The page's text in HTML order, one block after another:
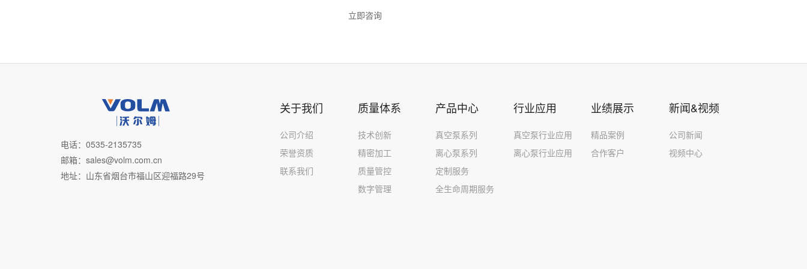
立即咨询
电话：0535-2135735
邮箱：sales@volm.com.cn
地址：山东省烟台市福山区迎福路29号
关于我们
公司介绍
荣誉资质
联系我们
质量体系
技术创新
精密加工
质量管控
数字管理
产品中心
真空泵系列
离心泵系列
定制服务
全生命周期服务
行业应用
真空泵行业应用
离心泵行业应用
业绩展示
精品案例
合作客户
新闻&视频
公司新闻
视频中心